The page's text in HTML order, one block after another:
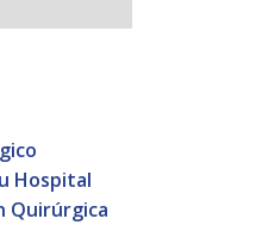
Hospital
Quirúrgica